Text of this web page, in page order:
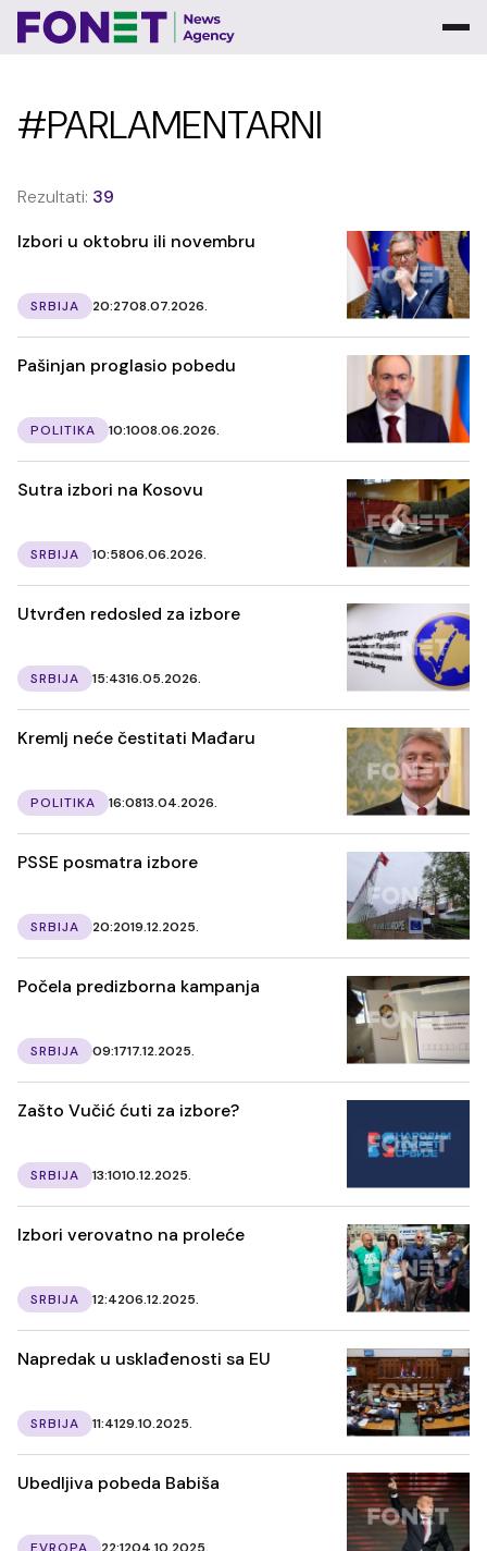
#PARLAMENTARNI
Rezultati: 39
Izbori u oktobru ili novembru
SRBIJA 20:2708.07.2026.
Pašinjan proglasio pobedu
POLITIKA 10:1008.06.2026.
Sutra izbori na Kosovu
SRBIJA 10:5806.06.2026.
Utvrđen redosled za izbore
SRBIJA 15:4316.05.2026.
Kremlj neće čestitati Mađaru
POLITIKA 16:0813.04.2026.
PSSE posmatra izbore
SRBIJA 20:2019.12.2025.
Počela predizborna kampanja
SRBIJA 09:1717.12.2025.
Zašto Vučić ćuti za izbore?
SRBIJA 13:1010.12.2025.
Izbori verovatno na proleće
SRBIJA 12:4206.12.2025.
Napredak u usklađenosti sa EU
SRBIJA 11:4129.10.2025.
Ubedljiva pobeda Babiša